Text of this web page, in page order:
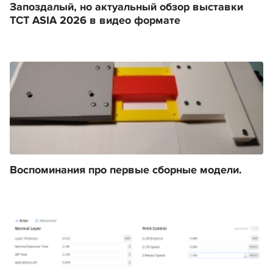
Запоздалый, но актуальный обзор выставки
TCT ASIA 2026 в видео формате
Воспоминания про первые сборные модели.